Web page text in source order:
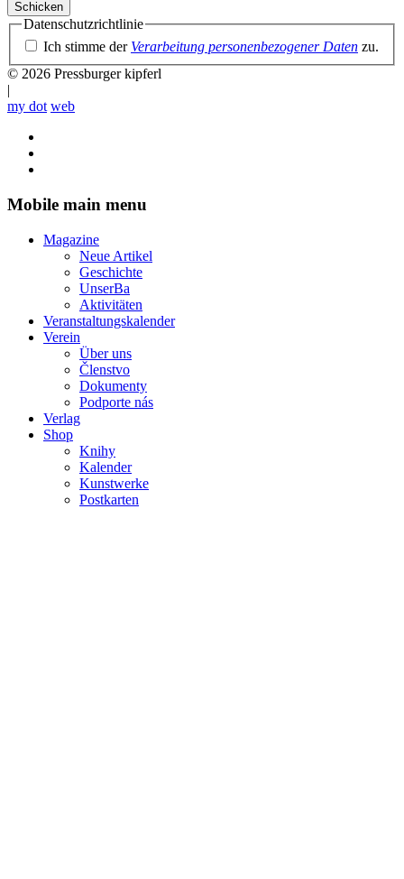
Datenschutzrichtlinie
Ich stimme der Verarbeitung personenbezogener Daten zu.
© 2026 Pressburger kipferl
|
my dot web
Mobile main menu
Magazine
Neue Artikel
Geschichte
UnserBa
Aktivitäten
Veranstaltungskalender
Verein
Über uns
Členstvo
Dokumenty
Podporte nás
Verlag
Shop
Knihy
Kalender
Kunstwerke
Postkarten